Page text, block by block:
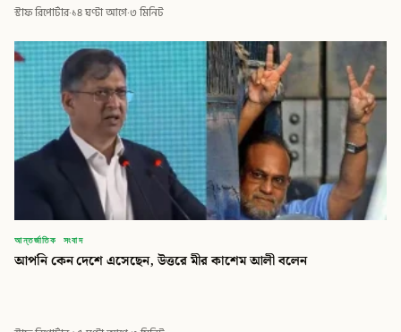
স্টাফ রিপোর্টার·১৪ ঘণ্টা আগে·৩ মিনিট
আন্তর্জাতিক সংবাদ
আপনি কেন দেশে এসেছেন, উত্তরে মীর কাশেম আলী বলেন